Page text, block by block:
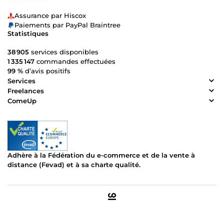
Assurance par Hiscox
Paiements par PayPal Braintree
Statistiques
38 905 services disponibles
1 335 147 commandes effectuées
99 % d’avis positifs
Services
Freelances
ComeUp
Adhère à la Fédération du e-commerce et de la vente à
distance (Fevad) et à sa charte qualité.